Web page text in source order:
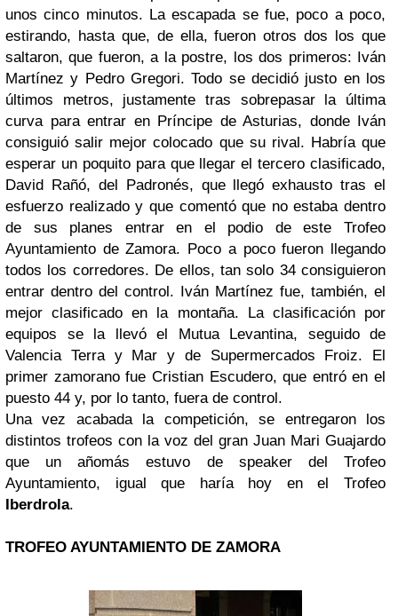
unos cinco minutos. La escapada se fue, poco a poco,
estirando, hasta que, de ella, fueron otros dos los que
saltaron, que fueron, a la postre, los dos primeros: Iván
Martínez y Pedro Gregori. Todo se decidió justo en los
últimos metros, justamente tras sobrepasar la última
curva para entrar en Príncipe de Asturias, donde Iván
consiguió salir mejor colocado que su rival. Habría que
esperar un poquito para que llegar el tercero clasificado,
David Rañó, del Padronés, que llegó exhausto tras el
esfuerzo realizado y que comentó que no estaba dentro
de sus planes entrar en el podio de este Trofeo
Ayuntamiento de Zamora. Poco a poco fueron llegando
todos los corredores. De ellos, tan solo 34 consiguieron
entrar dentro del control. Iván Martínez fue, también, el
mejor clasificado en la montaña. La clasificación por
equipos se la llevó el Mutua Levantina, seguido de
Valencia Terra y Mar y de Supermercados Froiz. El
primer zamorano fue Cristian Escudero, que entró en el
puesto 44 y, por lo tanto, fuera de control.
Una vez acabada la competición, se entregaron los
distintos trofeos con la voz del gran Juan Mari Guajardo
que un añomás estuvo de speaker del Trofeo
Ayuntamiento, igual que haría hoy en el Trofeo
Iberdrola.
TROFEO AYUNTAMIENTO DE ZAMORA